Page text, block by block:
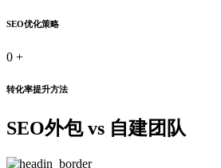
SEO优化策略
0 +
转化率提升方法
SEO外包 vs 自建团队